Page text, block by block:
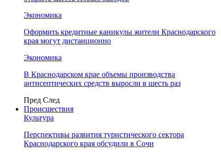
Экономика
Оформить кредитные каникулы жители Краснодарского
края могут дистанционно
Экономика
В Краснодарском крае объемы производства
антисептических средств выросли в шесть раз
Пред След
Происшествия
Культура
Перспективы развития туристического сектора
Краснодарского края обсудили в Сочи